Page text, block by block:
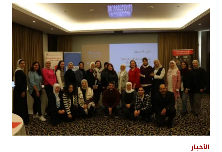
معرض
الشرق
الأوسط
للتدريب
والتعليم
MEETES
2025
في
جدة
الأخبار